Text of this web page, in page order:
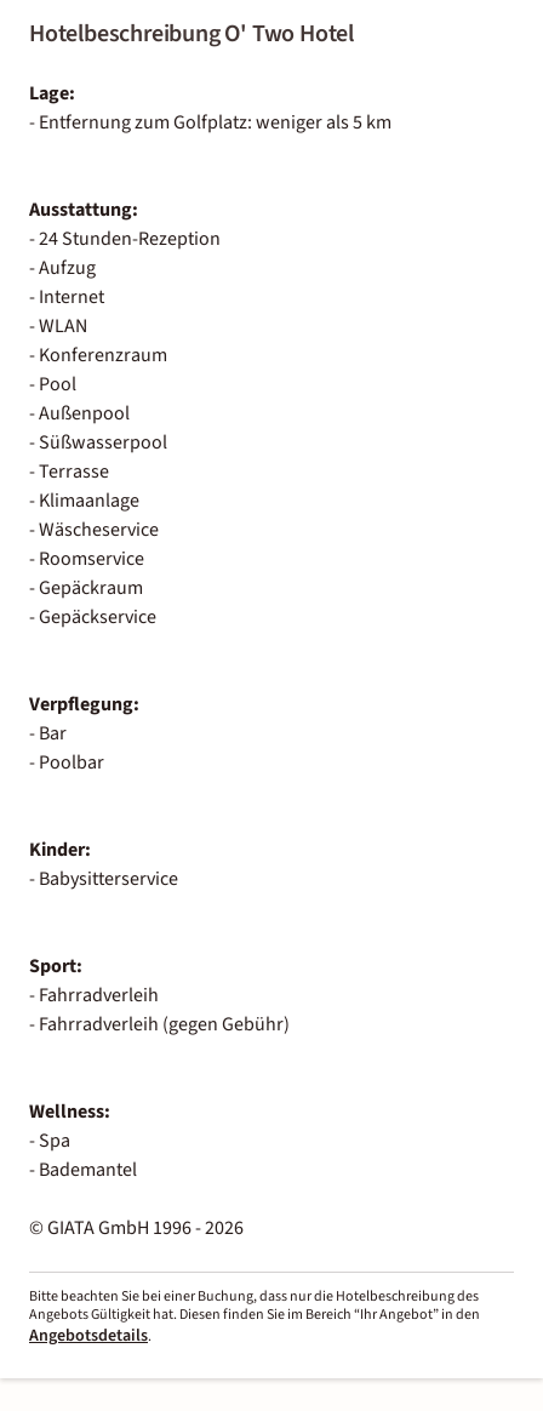
Hotelbeschreibung O' Two Hotel
Lage:
- Entfernung zum Golfplatz: weniger als 5 km
Ausstattung:
- 24 Stunden-Rezeption
- Aufzug
- Internet
- WLAN
- Konferenzraum
- Pool
- Außenpool
- Süßwasserpool
- Terrasse
- Klimaanlage
- Wäscheservice
- Roomservice
- Gepäckraum
- Gepäckservice
Verpflegung:
- Bar
- Poolbar
Kinder:
- Babysitterservice
Sport:
- Fahrradverleih
- Fahrradverleih (gegen Gebühr)
Wellness:
- Spa
- Bademantel
© GIATA GmbH 1996 - 2026
Bitte beachten Sie bei einer Buchung, dass nur die Hotelbeschreibung des
Angebots Gültigkeit hat. Diesen finden Sie im Bereich “Ihr Angebot” in den
Angebotsdetails.